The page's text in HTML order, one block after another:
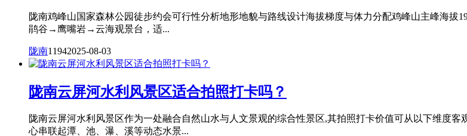
陇南鸡峰山国家森林公园徒步约会可行性分析地形地貌与路线设计海拔梯度与体力分配鸡峰山主峰海拔
鹃谷→鹰嘴岩→云海观景台，适...
陇南11942025-08-03
陇南云屏河水利风景区适合拍照打卡吗？
陇南云屏河水利风景区作为一处融合自然山水与人文景观的综合性景区,其拍照打卡价值可从以下维度
心串联起潭、池、瀑、溪等动态水景...